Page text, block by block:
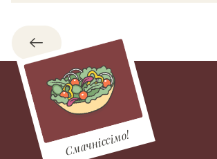
Назад
Смачніссімо!